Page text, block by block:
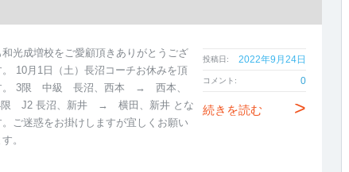
投稿日: 2022年9月24日
コメント: 0
続きを読む >
和光成増校をご愛顧頂きありがとうござ
。 10月1日（土）長沼コーチお休みを頂
。 3限 中級 長沼、西本 → 西本、
限 J2 長沼、新井 → 横田、新井 とな
。ご迷惑をお掛けしますが宜しくお願い
。